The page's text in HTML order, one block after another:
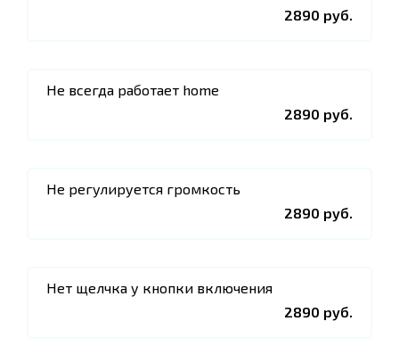
2890 руб.
Не всегда работает home
2890 руб.
Не регулируется громкость
2890 руб.
Нет щелчка у кнопки включения
2890 руб.